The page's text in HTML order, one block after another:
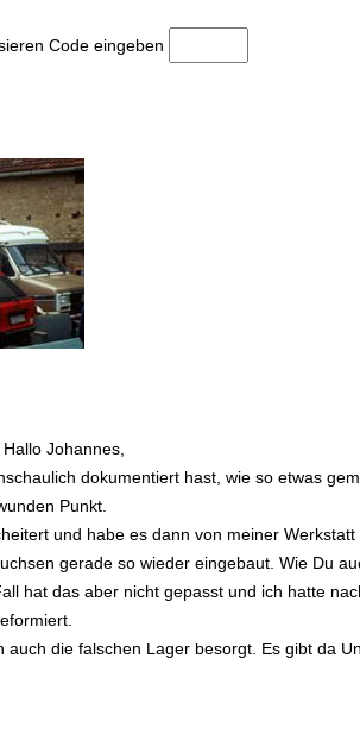
Code eingeben
Hallo Johannes,
dokumentiert hast, wie so etwas
Punkt.
und habe es dann von meiner
gerade so wieder eingebaut. Wie Du
hat das aber nicht gepasst und ich hatte
auch die falschen Lager besorgt. Es gibt da